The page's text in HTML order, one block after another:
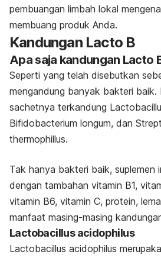
pembuangan limbah lokal
membuang produk Anda.
Kandungan Lacto B
Apa saja kandungan Lacto
Seperti yang telah disebutkan
mengandung banyak bakteri baik.
sachetnya terkandung
Bifidobacterium longum, dan
thermophillus.
Tak hanya bakteri baik, suplemen
dengan tambahan vitamin B1,
vitamin B6, vitamin C, protein,
manfaat masing-masing
Lactobacillus acidophilus
Lactobacillus acidophilus